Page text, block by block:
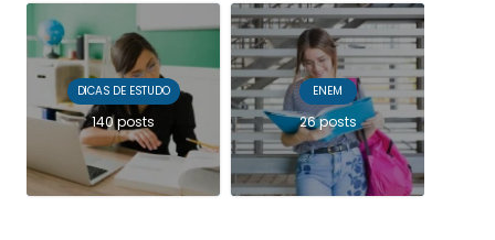
DICAS DE ESTUDO
140 posts
ENEM
26 posts